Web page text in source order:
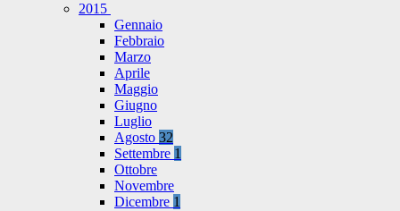
2015
Gennaio
Febbraio
Marzo
Aprile
Maggio
Giugno
Luglio
Agosto 32
Settembre 1
Ottobre
Novembre
Dicembre 1